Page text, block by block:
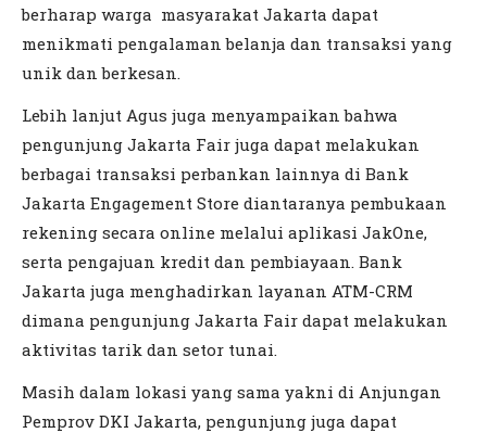
berharap warga masyarakat Jakarta dapat
menikmati pengalaman belanja dan transaksi yang
unik dan berkesan.
Lebih lanjut Agus juga menyampaikan bahwa
pengunjung Jakarta Fair juga dapat melakukan
berbagai transaksi perbankan lainnya di Bank
Jakarta Engagement Store diantaranya pembukaan
rekening secara online melalui aplikasi JakOne,
serta pengajuan kredit dan pembiayaan. Bank
Jakarta juga menghadirkan layanan ATM-CRM
dimana pengunjung Jakarta Fair dapat melakukan
aktivitas tarik dan setor tunai.
Masih dalam lokasi yang sama yakni di Anjungan
Pemprov DKI Jakarta, pengunjung juga dapat